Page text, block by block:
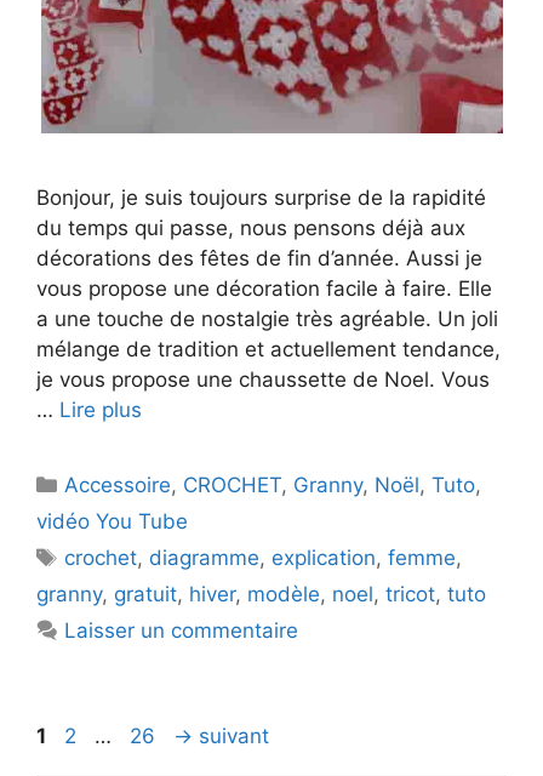
Bonjour, je suis toujours surprise de la rapidité
du temps qui passe, nous pensons déjà aux
décorations des fêtes de fin d’année. Aussi je
vous propose une décoration facile à faire. Elle
a une touche de nostalgie très agréable. Un joli
mélange de tradition et actuellement tendance,
je vous propose une chaussette de Noel. Vous
… Lire plus
Catégories
Accessoire, CROCHET, Granny, Noël,Tuto,
vidéo You Tube
Étiquettes
crochet, diagramme, explication,femme,
granny, gratuit, hiver, modèle, noel, tricot, tuto
Laisser un commentaire
Page
1 Page
2 … Page
26 → suivant